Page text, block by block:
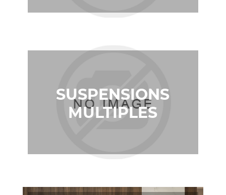
SUSPENSIONS
MULTIPLES